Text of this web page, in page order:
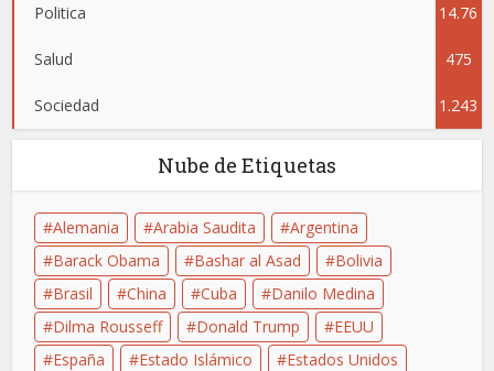
Politica 14.76
4
Salud 475
Sociedad 1.243
Nube de Etiquetas
Alemania Arabia Saudita
Argentina
Barack Obama
Bashar al Asad
Bolivia
Brasil
China Cuba
Danilo Medina
Dilma Rousseff
Donald Trump
EEUU
España
Estado Islámico
Estados Unidos